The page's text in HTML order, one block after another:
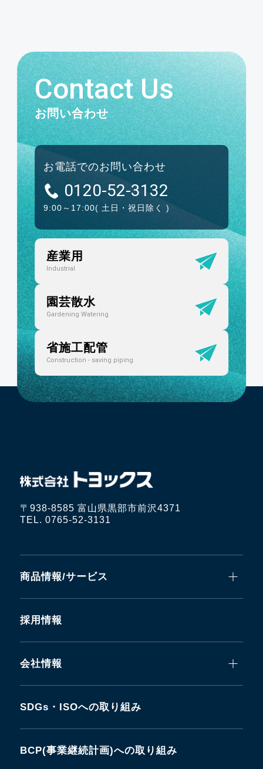
Contact Us
お問い合わせ
お電話でのお問い合わせ
0120-52-3132
9:00～17:00( 土日・祝日除く )
産業用
Industrial
園芸散水
Gardening Watering
省施工配管
Construction - saving piping
〒938-8585 富山県黒部市前沢4371
TEL. 0765-52-3131
商品情報/サービス
採用情報
会社情報
SDGs・ISOへの取り組み
BCP(事業継続計画)への取り組み